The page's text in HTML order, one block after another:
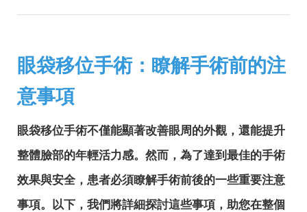
眼袋移位手術：瞭解手術前的注
意事項
眼袋移位手術不僅能顯著改善眼周的外觀，還能提升
整體臉部的年輕活力感。然而，為了達到最佳的手術
效果與安全，患者必須瞭解手術前後的一些重要注意
事項。以下，我們將詳細探討這些事項，助您在整個